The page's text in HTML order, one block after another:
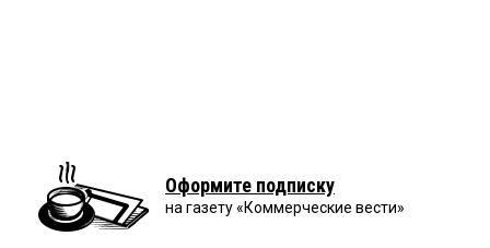
Оформите подписку
на газету «Коммерческие вести»